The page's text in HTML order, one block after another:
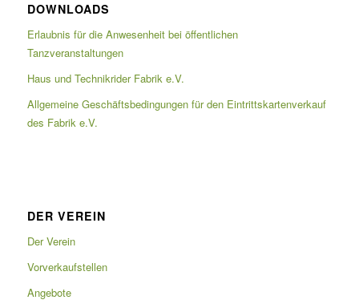
DOWNLOADS
Erlaubnis für die Anwesenheit bei öffentlichen
Tanzveranstaltungen
Haus und Technikrider Fabrik e.V.
Allgemeine Geschäftsbedingungen für den Eintrittskartenverkauf
des Fabrik e.V.
DER VEREIN
Der Verein
Vorverkaufstellen
Angebote